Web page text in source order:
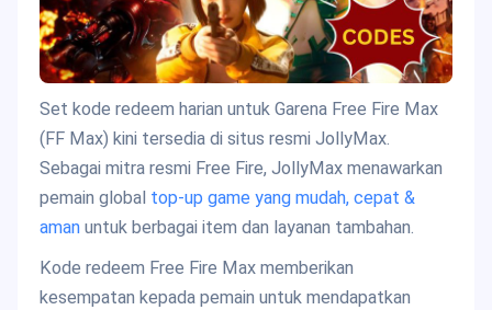
Set kode redeem harian untuk Garena Free Fire Max
(FF Max) kini tersedia di situs resmi JollyMax.
Sebagai mitra resmi Free Fire, JollyMax menawarkan
pemain global top-up game yang mudah, cepat &
aman untuk berbagai item dan layanan tambahan.
Kode redeem Free Fire Max memberikan
kesempatan kepada pemain untuk mendapatkan